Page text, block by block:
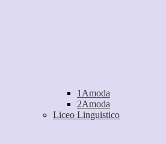
1Amoda
2Amoda
Liceo Linguistico